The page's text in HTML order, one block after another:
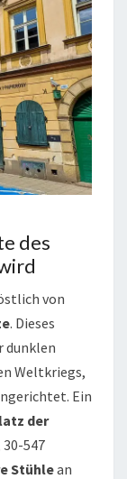
des
von
. Dieses
dunklen
Weltkriegs,
Ein
der
547
Stühlean